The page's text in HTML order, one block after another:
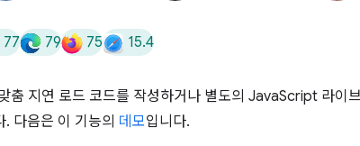
77 79 75 15.4
춤 지연 로드 코드를 작성하거나 별도의 JavaScript 라이
다음은 이 기능의 데모입니다.